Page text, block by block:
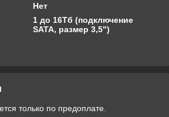
Нет
1 до 16Тб (подключение
SATA, размер 3,5")
только по предоплате.